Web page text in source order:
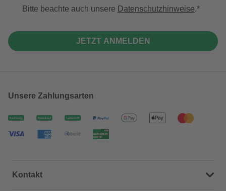
Bitte beachte auch unsere Datenschutzhinweise.
JETZT ANMELDEN
Unsere Zahlungsarten
Kontakt